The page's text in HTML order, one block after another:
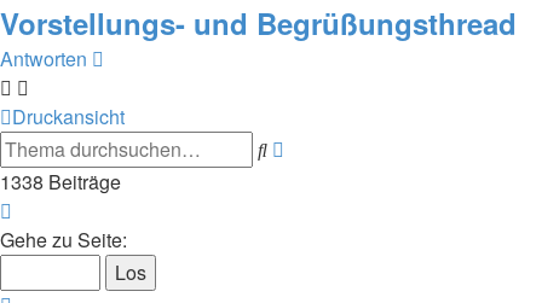
Vorstellungs- und Begrüßungsthread
Antworten
Druckansicht
Suche
1338 Beiträge
66
67
Gehe zu Seite: